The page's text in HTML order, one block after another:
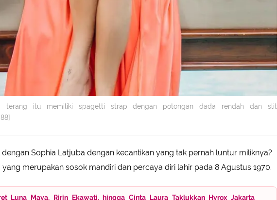
terang itu memiliki spagetti strap dengan potongan dada rendah dan slit
dengan Sophia Latjuba dengan kecantikan yang tak pernah luntur miliknya?
merupakan sosok mandiri dan percaya diri lahir pada 8 Agustus 1970.
Luna Maya, Ririn Ekawati, hingga Cinta Laura Taklukkan Hyrox Jakarta